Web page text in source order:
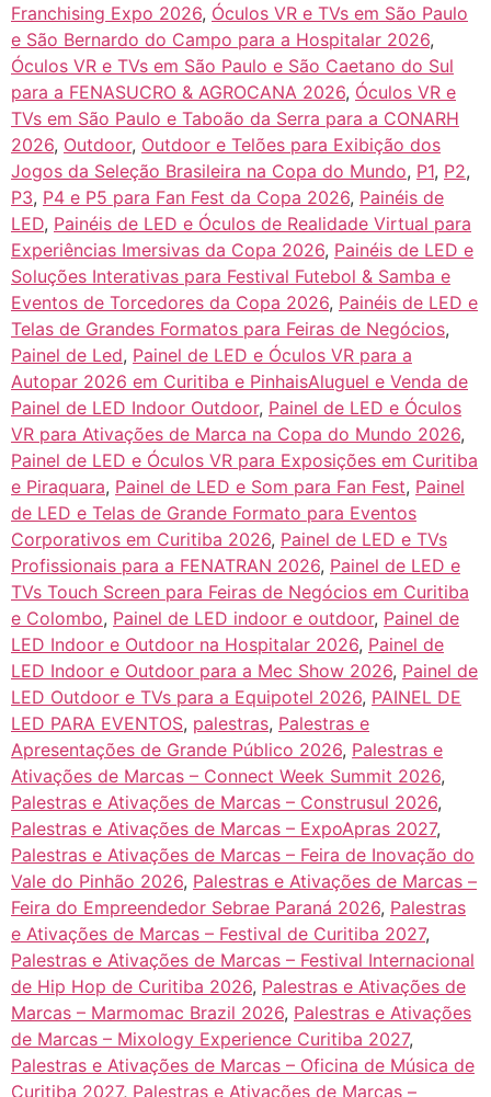
Franchising Expo 2026, Óculos VR e TVs em São Paulo
e São Bernardo do Campo para a Hospitalar 2026,
Óculos VR e TVs em São Paulo e São Caetano do Sul
para a FENASUCRO & AGROCANA 2026, Óculos VR e
TVs em São Paulo e Taboão da Serra para a CONARH
2026, Outdoor, Outdoor e Telões para Exibição dos
Jogos da Seleção Brasileira na Copa do Mundo, P1, P2,
P3, P4 e P5 para Fan Fest da Copa 2026, Painéis de
LED, Painéis de LED e Óculos de Realidade Virtual para
Experiências Imersivas da Copa 2026, Painéis de LED e
Soluções Interativas para Festival Futebol & Samba e
Eventos de Torcedores da Copa 2026, Painéis de LED e
Telas de Grandes Formatos para Feiras de Negócios,
Painel de Led, Painel de LED e Óculos VR para a
Autopar 2026 em Curitiba e PinhaisAluguel e Venda de
Painel de LED Indoor Outdoor, Painel de LED e Óculos
VR para Ativações de Marca na Copa do Mundo 2026,
Painel de LED e Óculos VR para Exposições em Curitiba
e Piraquara, Painel de LED e Som para Fan Fest, Painel
de LED e Telas de Grande Formato para Eventos
Corporativos em Curitiba 2026, Painel de LED e TVs
Profissionais para a FENATRAN 2026, Painel de LED e
TVs Touch Screen para Feiras de Negócios em Curitiba
e Colombo, Painel de LED indoor e outdoor, Painel de
LED Indoor e Outdoor na Hospitalar 2026, Painel de
LED Indoor e Outdoor para a Mec Show 2026, Painel de
LED Outdoor e TVs para a Equipotel 2026, PAINEL DE
LED PARA EVENTOS, palestras, Palestras e
Apresentações de Grande Público 2026, Palestras e
Ativações de Marcas – Connect Week Summit 2026,
Palestras e Ativações de Marcas – Construsul 2026,
Palestras e Ativações de Marcas – ExpoApras 2027,
Palestras e Ativações de Marcas – Feira de Inovação do
Vale do Pinhão 2026, Palestras e Ativações de Marcas –
Feira do Empreendedor Sebrae Paraná 2026, Palestras
e Ativações de Marcas – Festival de Curitiba 2027,
Palestras e Ativações de Marcas – Festival Internacional
de Hip Hop de Curitiba 2026, Palestras e Ativações de
Marcas – Marmomac Brazil 2026, Palestras e Ativações
de Marcas – Mixology Experience Curitiba 2027,
Palestras e Ativações de Marcas – Oficina de Música de
Curitiba 2027, Palestras e Ativações de Marcas –